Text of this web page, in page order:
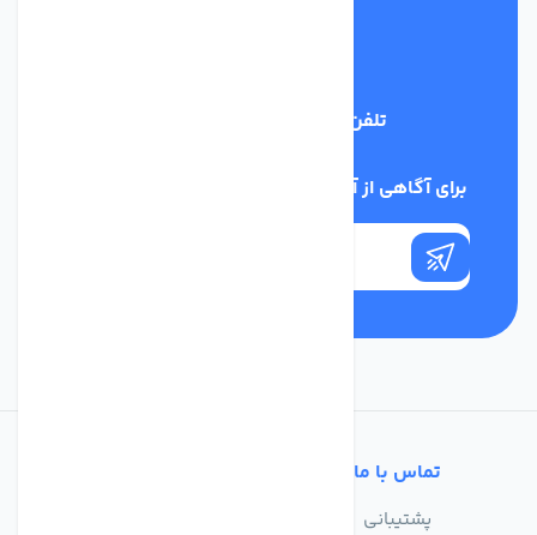
تلفن پشتیبانی
برای آگاهی از آخرین اخبار در خبرنامه ما عضو شوید
تماس با ما
پشتیبانی